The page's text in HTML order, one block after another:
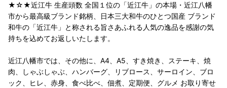
★☆★近江牛 生産頭数 全国１位の「近江牛」の本場・近江八幡
市から最高級ブランド銘柄、日本三大和牛のひとつ国産 ブランド
和牛の「近江牛」と称される旨さあふれる人気の逸品を感謝の気
持ちを込めてお返しいたします。
近江八幡市では、その他に、A4、A5、すき焼き、ステーキ、焼
肉、しゃぶしゃぶ、ハンバーグ、リブロース、サーロイン、ブロ
ック、ヒレ、赤身、食べ比べ、佃煮、定期便、グルメ お取り寄せ